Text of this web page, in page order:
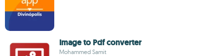
Image to Pdf converter
Mohammed Samit